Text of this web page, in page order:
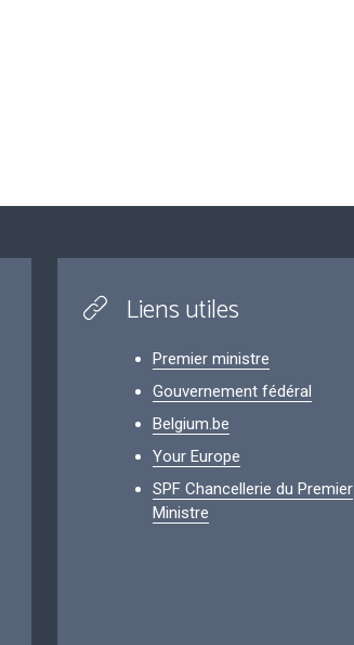
Liens utiles
Premier ministre
Gouvernement fédéral
Belgium.be
Your Europe
SPF Chancellerie du Premier
Ministre